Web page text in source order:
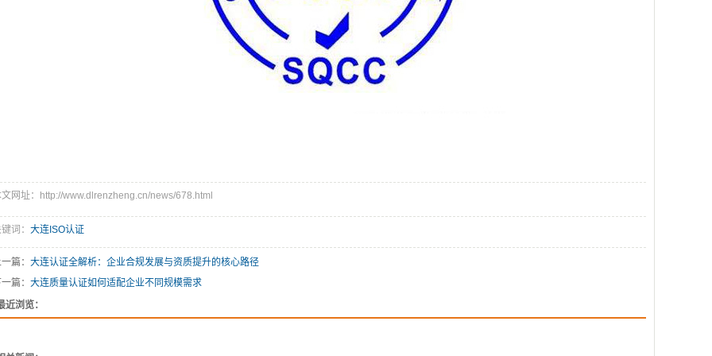
网址：http://www.dlrenzheng.cn/news/678.html
词： 大连ISO认证
篇： 大连认证全解析：企业合规发展与资质提升的核心路径
篇： 大连质量认证如何适配企业不同规模需求
近浏览：